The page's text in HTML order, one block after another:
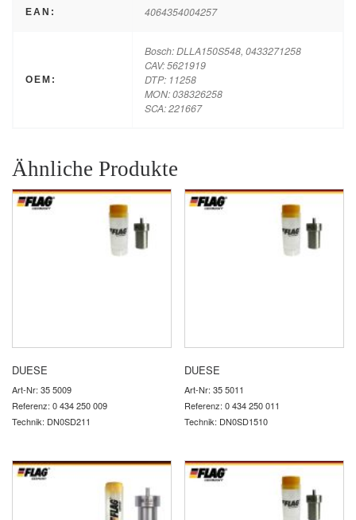
EAN: 4064354004257
OEM:
Bosch: DLLA150S548, 0433271258
CAV: 5621919
DTP: 11258
MON: 038326258
SCA: 221667
Ähnliche Produkte
DUESE
Art-Nr: 35 5009
Referenz: 0 434 250 009
Technik: DN0SD211
DUESE
Art-Nr: 35 5011
Referenz: 0 434 250 011
Technik: DN0SD1510